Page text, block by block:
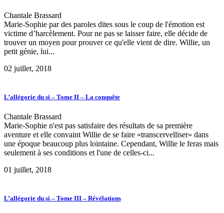
Chantale Brassard
Marie-Sophie par des paroles dites sous le coup de l'émotion est
victime d’harcèlement. Pour ne pas se laisser faire, elle décide de
trouver un moyen pour prouver ce qu'elle vient de dire. Willie, un
petit génie, lui...
02 juillet, 2018
L’allégorie du si – Tome II – La conquête
Chantale Brassard
Marie-Sophie n'est pas satisfaire des résultats de sa première
aventure et elle convaint Willie de se faire «transcervelliser» dans
une époque beaucoup plus lointaine. Cependant, Willie le feras mais
seulement à ses conditions et l'une de celles-ci...
01 juillet, 2018
L’allégorie du si – Tome III – Révélations